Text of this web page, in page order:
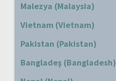
Malezya (Malaysia)
Vietnam (Vietnam)
Pakistan (Pakistan)
Bangladeş (Bangladesh)